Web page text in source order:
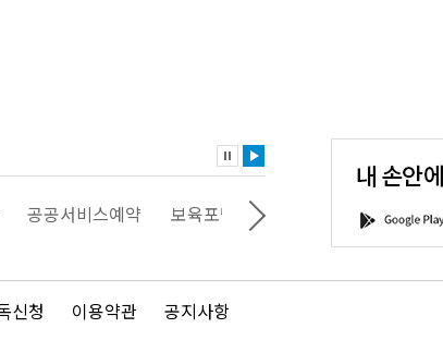
공공서비스예약 보육포털 문화포털
내
울'을
다
로
G
o
o
l
신청 이용약관 공지사항